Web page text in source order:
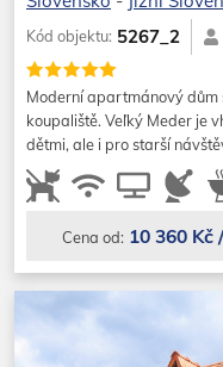
Kód objektu: 5267_2
Moderní apartmánový dům
koupaliště. Veľký Meder je
dětmi, ale i pro starší
Cena od: 10 360 Kč